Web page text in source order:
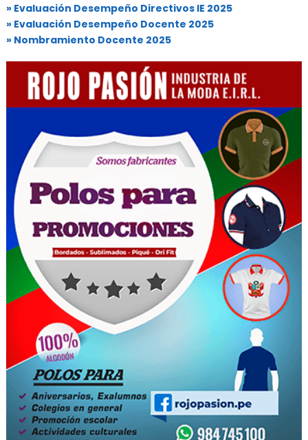
» Evaluación Desempeño Directivos IE 2025
» Evaluación Desempeño Docente 2025
» Nombramiento Docente 2025